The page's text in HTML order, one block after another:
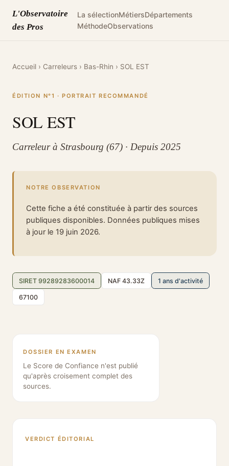
L'Observatoire
des Pros
La sélectionMétiersDépartements
MéthodeObservations
Accueil › Carreleurs › Bas-Rhin › SOL EST
ÉDITION N°1 · PORTRAIT RECOMMANDÉ
SOL EST
Carreleur à Strasbourg (67) · Depuis 2025
NOTRE OBSERVATION
Cette fiche a été constituée à partir des sources
publiques disponibles. Données publiques mises
à jour le 19 juin 2026.
SIRET 99289283600014 NAF 43.33Z 1 ans d'activité
67100
DOSSIER EN EXAMEN
Le Score de Confiance n'est publié
qu'après croisement complet des
sources.
VERDICT ÉDITORIAL